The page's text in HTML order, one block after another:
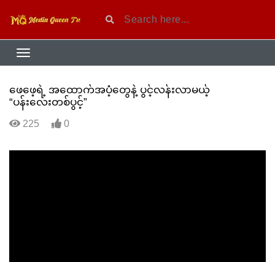
ဖေဖေ့ရဲ့ အထောက်အပံ့တွေနဲ့ ပွင့်လန်းလာမယ့်
“ပန်းလေးတစ်ပွင့်”
225 0